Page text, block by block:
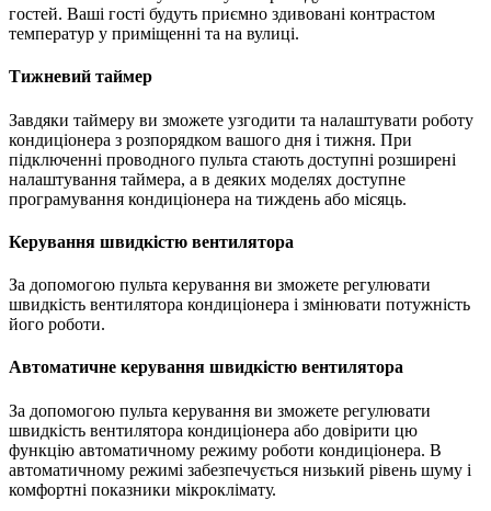
гостей. Ваші гості будуть приємно здивовані контрастом
температур у приміщенні та на вулиці.
Тижневий таймер
Завдяки таймеру ви зможете узгодити та налаштувати роботу
кондиціонера з розпорядком вашого дня і тижня. При
підключенні проводного пульта стають доступні розширені
налаштування таймера, а в деяких моделях доступне
програмування кондиціонера на тиждень або місяць.
Керування швидкістю вентилятора
За допомогою пульта керування ви зможете регулювати
швидкість вентилятора кондиціонера і змінювати потужність
його роботи.
Автоматичне керування швидкістю вентилятора
За допомогою пульта керування ви зможете регулювати
швидкість вентилятора кондиціонера або довірити цю
функцію автоматичному режиму роботи кондиціонера. В
автоматичному режимі забезпечується низький рівень шуму і
комфортні показники мікроклімату.